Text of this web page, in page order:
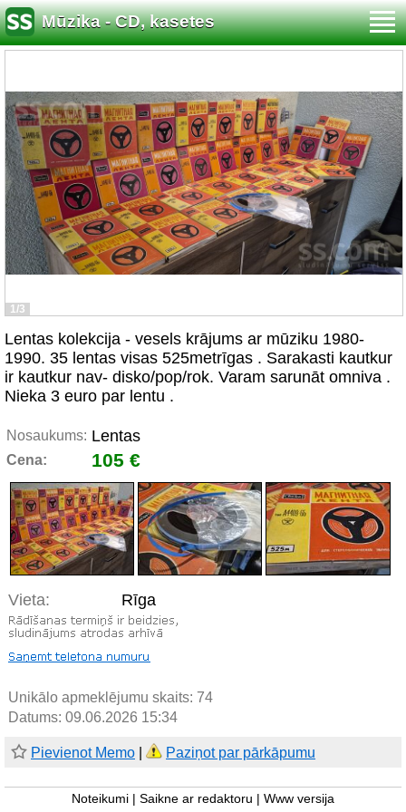
Mūzika - CD, kasetes
1/3
Lentas kolekcija - vesels krājums ar mūziku 1980-
1990. 35 lentas visas 525metrīgas . Sarakasti kautkur
ir kautkur nav- disko/pop/rok. Varam sarunāt omniva .
Nieka 3 euro par lentu .
Nosaukums: Lentas
Cena: 105 €
Vieta: Rīga
Unikālo apmeklējumu skaits: 74
Datums: 09.06.2026 15:34
Pievienot Memo Paziņot par pārkāpumu
Noteikumi Saikne ar redaktoru Www versija